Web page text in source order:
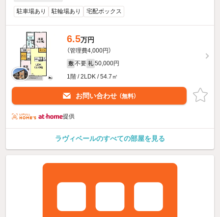
駐車場あり 駐輪場あり 宅配ボックス
6.5万円
（管理費4,000円）
敷 不要 礼 50,000円
1階 / 2LDK / 54.7㎡
お問い合わせ （無料）
提供
ラヴィベールのすべての部屋を見る